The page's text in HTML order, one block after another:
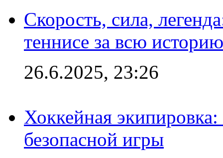
Скорость, сила,
теннисе за всю историю
26.6.2025, 23:26
Хоккейная
безопасной игры